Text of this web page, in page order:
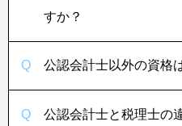
すか？
公認会計士以外の資格
公認会計士と税理士の